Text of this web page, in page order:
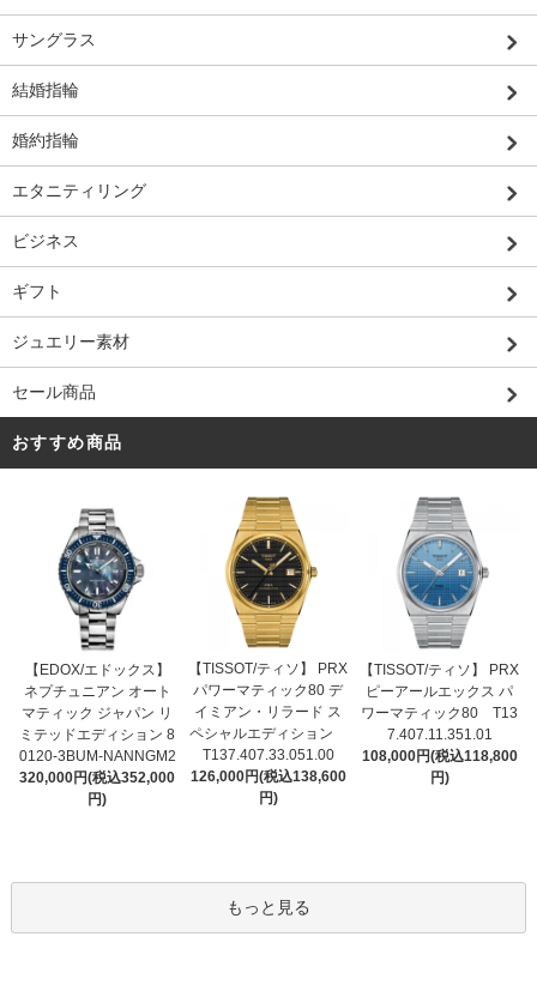
サングラス
結婚指輪
婚約指輪
エタニティリング
ビジネス
ギフト
ジュエリー素材
セール商品
おすすめ商品
【EDOX/エドックス】
ネプチュニアン オート
マティック ジャパン リ
ミテッドエディション 8
0120-3BUM-NANNGM2
320,000円(税込352,000
円)
【TISSOT/ティソ】 PRX
パワーマティック80 デ
イミアン・リラード ス
ペシャルエディション
T137.407.33.051.00
126,000円(税込138,600
円)
【TISSOT/ティソ】 PRX
ピーアールエックス パ
ワーマティック80 T13
7.407.11.351.01
108,000円(税込118,800
円)
もっと見る